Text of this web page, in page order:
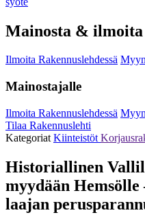
Mainosta & ilmoita
Ilmoita Rakennuslehdessä
Mainostajalle
Ilmoita Rakennuslehdessä
Tilaa Rakennuslehti
Kategoriat Kiinteistöt
Historiallinen
myydään
laajan